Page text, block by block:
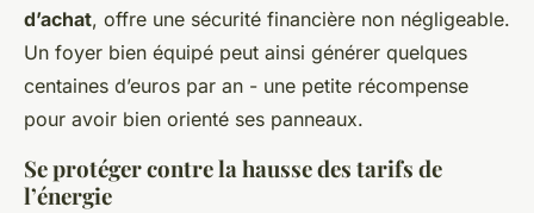
d’achat, offre une sécurité financière non négligeable.
Un foyer bien équipé peut ainsi générer quelques
centaines d’euros par an - une petite récompense
pour avoir bien orienté ses panneaux.
Se protéger contre la hausse des tarifs de
l’énergie